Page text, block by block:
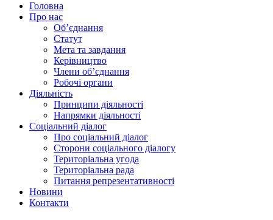
Головна
Про нас
Об’єднання
Статут
Мета та завдання
Керівництво
Члени об’єднання
Робочі органи
Діяльність
Принципи діяльності
Напрямки діяльності
Соціальний діалог
Про соціальний діалог
Сторони соціального діалогу
Територіальна угода
Територіальна рада
Питання репрезентативності
Новини
Контакти